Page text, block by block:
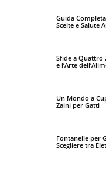
Guida
Scelte e Salute
Sfide a Quattro
e l’Arte
Un Mondo a
Zaini per Gatti
Fontanelle per
Scegliere tra